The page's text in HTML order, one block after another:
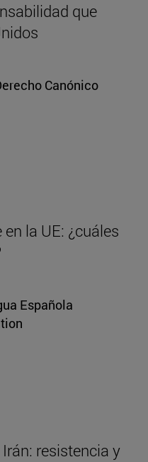
que
Canónico
la UE: ¿cuáles
Española
resistencia y